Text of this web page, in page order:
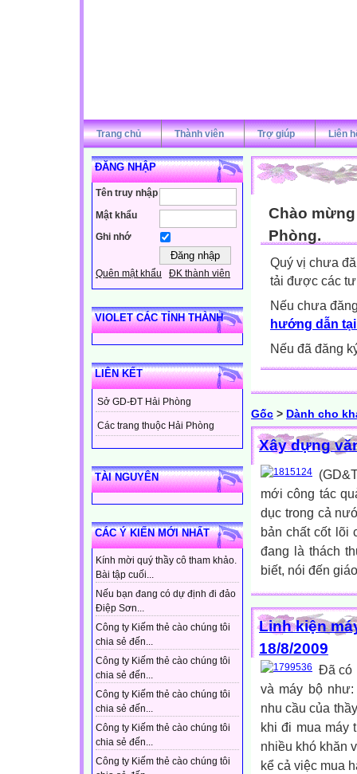
Trang chủ Thành viên Trợ giúp Liên
ĐĂNG NHẬP
Tên truy nhập
Mật khẩu
Ghi nhớ
Quên mật khẩu ĐK thành viên
VIOLET CÁC TỈNH THÀNH
LIÊN KẾT
Sở GD-ĐT Hải Phòng
Các trang thuộc Hải Phòng
TÀI NGUYÊN
CÁC Ý KIẾN MỚI NHẤT
Kính mời quý thầy cô tham khảo.
Bài tập cuối...
Nếu bạn đang có dự định đi đảo
Điệp Sơn...
Công ty Kiếm thẻ cào chúng tôi
chia sẻ đến...
Công ty Kiếm thẻ cào chúng tôi
chia sẻ đến...
Công ty Kiếm thẻ cào chúng tôi
chia sẻ đến...
Công ty Kiếm thẻ cào chúng tôi
chia sẻ đến...
Công ty Kiếm thẻ cào chúng tôi
Chào
Phòng.
Quý vị chưa
tải được các
Nếu chưa
hướng dẫn
Nếu đã đăng
Gốc > Dành cho
Xây dựng
mới công tác
dục trong cả
bản chất cốt lõi
đang là thách
biết, nói đến
Linh kiện
18/8/2009
Đã có
và máy bộ
nhu cầu của
khi đi mua máy
nhiều khó khăn
kể cả việc mua